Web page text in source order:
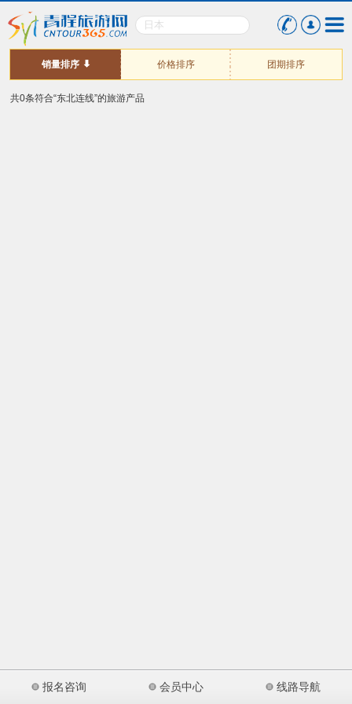
销量排序 价格排序 团期排序
共0条符合“东北连线”的旅游产品
报名咨询 会员中心 线路导航